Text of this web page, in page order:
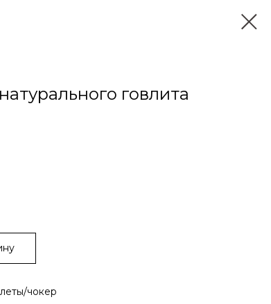
говлита
чокер